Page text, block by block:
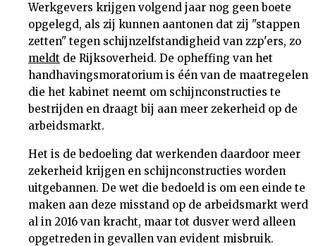
Tuchtrecht
Magazine
Podcast
Dossiers
Nieuwsbrief
Contact
Werkgevers krijgen volgend jaar nog geen boete
opgelegd, als zij kunnen aantonen dat zij "stappen
zetten" tegen schijnzelfstandigheid van zzp'ers, zo
meldt de Rijksoverheid. De opheffing van het
handhavingsmoratorium is één van de maatregelen
die het kabinet neemt om schijnconstructies te
bestrijden en draagt bij aan meer zekerheid op de
arbeidsmarkt.
Het is de bedoeling dat werkenden daardoor meer
zekerheid krijgen en schijnconstructies worden
uitgebannen. De wet die bedoeld is om een einde te
maken aan deze misstand op de arbeidsmarkt werd
al in 2016 van kracht, maar tot dusver werd alleen
opgetreden in gevallen van evident misbruik.